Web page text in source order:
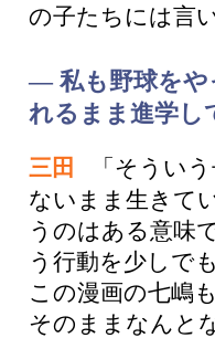
の子たちには言
― 私も野球をや
れるまま進学し
三田
「そうい
ないまま生きて
うのはある意味
う行動を少しで
この漫画の七嶋
そのままなんと